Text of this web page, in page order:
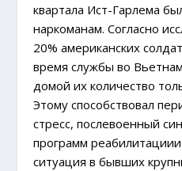
квартала Ист-Гарлема
наркоманам. Согласно
20% американских
время службы во
домой их количество
Этому способствовал
стресс, послевоенный
программ
ситуация в бывших